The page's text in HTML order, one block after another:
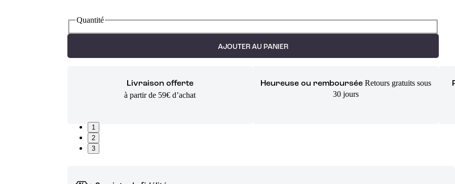
Quantité
AJOUTER AU PANIER
Livraison offerte
à partir de 59€ d’achat
Heureuse ou remboursée Retours gratuits sous
30 jours
1
2
3